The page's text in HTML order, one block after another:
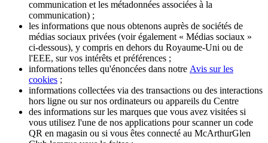
communication et les métadonnées associées à la
communication) ;
les informations que nous obtenons auprès de sociétés de
médias sociaux privées (voir également « Médias sociaux »
ci-dessous), y compris en dehors du Royaume-Uni ou de
l'EEE, sur vos intérêts et préférences ;
informations telles qu'énoncées dans notre Avis sur les
cookies ;
informations collectées via des transactions ou des interactions
hors ligne ou sur nos ordinateurs ou appareils du Centre
des informations sur les marques que vous avez visitées si
vous utilisez l'une de nos applications pour scanner un code
QR en magasin ou si vous êtes connecté au McArthurGlen